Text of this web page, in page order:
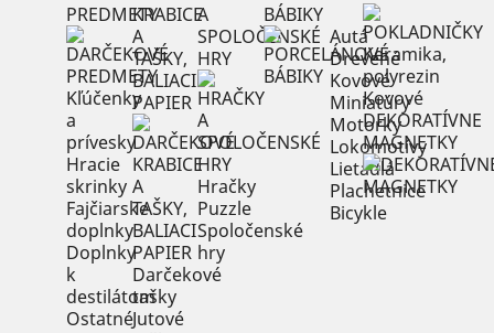
PREDMETY
Kľúčenky
a
prívesky
Hracie
skrinky
Fajčiarske
doplnky
Doplnky
k
destilátom
Ostatné
KRABICE
A
TAŠKY,
BALIACI
PAPIER
Darčekové
tašky
Jutové
A
SPOLOČENSKÉ
HRY
Hračky
Puzzle
Spoločenské
hry
BÁBIKY
Autá
Drevené
Kovové
Miniatúry
Motorky
Lokomotívy
Lietadlá
Plachetnice
Bicykle
Keramika,
polyrezin
Kovové
DEKORATÍVNE
MAGNETKY